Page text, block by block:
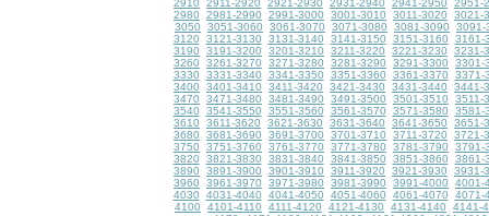
2910
2911-2920 2921-2930 2931-2940 2941-2950
2951-
2980
2981-2990 2991-3000 3001-3010 3011-3020
3021-
3050
3051-3060 3061-3070 3071-3080 3081-3090
3091-
3120
3121-3130 3131-3140 3141-3150 3151-3160
3161-
3190
3191-3200 3201-3210 3211-3220 3221-3230
3231-
3260
3261-3270 3271-3280 3281-3290 3291-3300
3301-
3330
3331-3340 3341-3350 3351-3360 3361-3370
3371-
3400
3401-3410 3411-3420 3421-3430 3431-3440
3441-
3470
3471-3480 3481-3490 3491-3500 3501-3510
3511-
3540
3541-3550 3551-3560 3561-3570 3571-3580
3581-
3610
3611-3620 3621-3630 3631-3640 3641-3650
3651-
3680
3681-3690 3691-3700 3701-3710 3711-3720
3721-
3750
3751-3760 3761-3770 3771-3780 3781-3790
3791-
3820
3821-3830 3831-3840 3841-3850 3851-3860
3861-
3890
3891-3900 3901-3910 3911-3920 3921-3930
3931-
3960
3961-3970 3971-3980 3981-3990 3991-4000
4001-
4030
4031-4040 4041-4050 4051-4060 4061-4070
4071-
4100
4101-4110 4111-4120 4121-4130 4131-4140
4141-